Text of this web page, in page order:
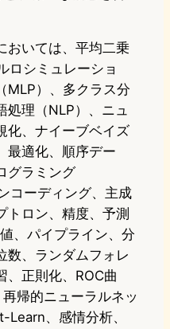
おいては、平均二乗
ロシミュレーショ
MLP）、多クラス分
処理（NLP）、ニュ
化、ナイーブベイズ
最適化、順序デー
グラミング
コーディング、主成
トロン、精度、予測
、パイプライン、分
数、ランダムフォレ
、正則化、ROC曲
帰的ニューラルネッ
Learn、感情分析、